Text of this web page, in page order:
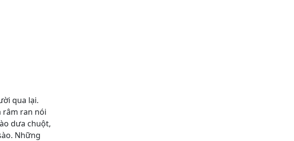
qua lại.
ran nói
dưa chuột,
Những